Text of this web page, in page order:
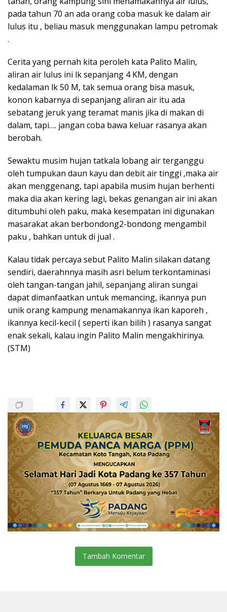
pada tahun 70 an ada orang coba masuk ke dalam air
lulus itu , beliau masuk menggunakan lampu petromak
.
Cerita yang pernah kita peroleh kata Palito Malin,
aliran air lulus ini lk sepanjang 4 KM, dengan
kedalaman lk 50 M, tak semua orang bisa masuk,
konon kabarnya di sepanjang aliran air itu ada
sebatang jeruk yang teramat manis jika di makan di
dalam, tapi…. jangan coba bawa keluar rasanya akan
berobah.
Sewaktu musim hujan tatkala lobang air terganggu
oleh tumpukan daun kayu dan debit air tinggi ,maka air
akan menggenang, tapi apabila musim hujan berhenti
maka dia akan kering lagi, bekas genangan air ini akan
ditumbuhi oleh paku, maka kesempatan ini digunakan
masarakat akan berbondong2-bondong mengambil
paku , bahkan untuk di jual .
Kalau tidak percaya sebut Palito Malin silakan datang
sendiri, daerahnnya masih asri belum terkontaminasi
oleh tangan-tangan jahil, sepanjang aliran sungai
dapat dimanfaatkan untuk memancing, ikannya pun
unik orang kampung menamakannya ikan kaporeh ,
ikannya kecil-kecil ( seperti ikan bilih ) rasanya sangat
enak sekali, kalau ingin Palito Malin mengakhirinya.
(STM)
Tambah Komentar